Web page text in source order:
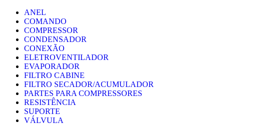
ANEL
COMANDO
COMPRESSOR
CONDENSADOR
CONEXÃO
ELETROVENTILADOR
EVAPORADOR
FILTRO CABINE
FILTRO SECADOR/ACUMULADOR
PARTES PARA COMPRESSORES
RESISTÊNCIA
SUPORTE
VÁLVULA